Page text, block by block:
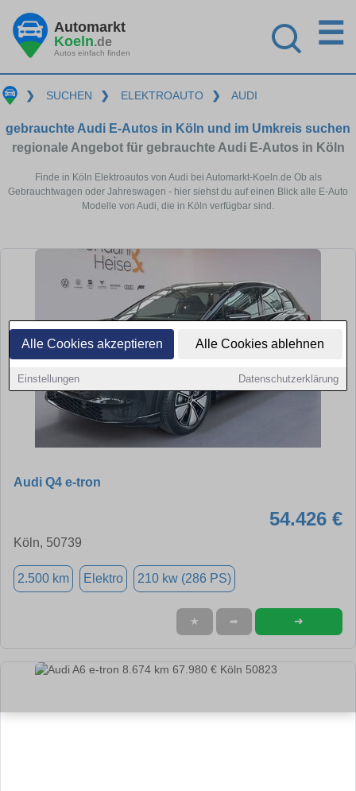
Alle Cookies akzeptieren Alle Cookies ablehnen
Einstellungen Datenschutzerklärung
Automarkt
Koeln.de
Autos einfach finden
☰
❯ SUCHEN ❯ ELEKTROAUTO ❯ AUDI
gebrauchte Audi E-Autos in Köln und im Umkreis suchen
regionale Angebot für gebrauchte Audi E-Autos in Köln
Finde in Köln Elektroautos von Audi bei Automarkt-Koeln.de Ob als
Gebrauchtwagen oder Jahreswagen - hier siehst du auf einen Blick alle E-Auto
Modelle von Audi, die in Köln verfügbar sind.
Audi Q4 e-tron
54.426 €
Köln, 50739
2.500 km Elektro 210 kw (286 PS)
★ ➦ ➜